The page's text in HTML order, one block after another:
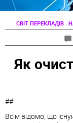
СВІТ ПЕРЕКЛАДІВ :
Як
##
Всім відомо, що